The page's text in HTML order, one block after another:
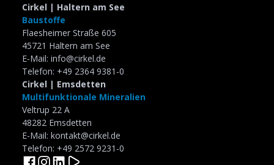
Cirkel | Haltern am See
Baustoffe
Flaesheimer Straße 605
45721 Haltern am See
E-Mail: info@cirkel.de
Telefon: +49 2364 9381-0
Cirkel | Emsdetten
Multifunktionale Mineralien
Veltrup 22 A
48282 Emsdetten
E-Mail: kontakt@cirkel.de
Telefon: +49 2572 9231-0